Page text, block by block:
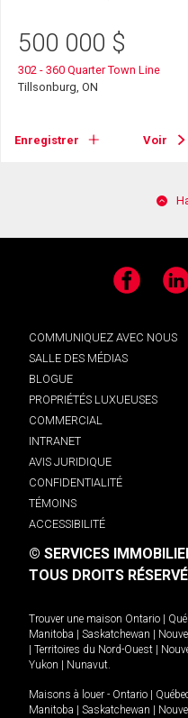
500 000 $
302 - 360 Quarter Town Line
Tillsonburg, ON
Enregistrer Voir
Facebook
COMMUNIQUEZ AVEC NOUS
SALLE DES MÉDIAS
BLOGUE
PROPRIÉTÉS LUXUEUSES
COMMERCIAL
INTRANET
AVIS JURIDIQUE
CONFIDENTIALITÉ
TÉMOINS
ACCESSIBILITÉ
© SERVICES
TOUS DROITS
Trouver une maison Ontario
Manitoba
Saskatchewan
Territoires du Nord-Ouest
Yukon
Nunavut.
Maisons à louer - Ontario
Manitoba
Saskatchewan